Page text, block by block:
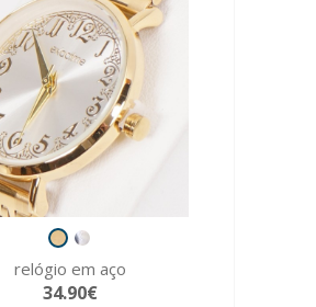
relógio em aço
34.90€